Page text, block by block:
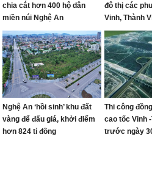
chia cắt hơn 400 hộ dân
miền núi Nghệ An
đô thị các
Vinh, Thành
Vinh Hưng,
Lò giai đoạn
Nghệ An ‘hồi sinh’ khu đất
vàng để đấu giá, khởi điểm
hơn 824 tỉ đồng
Thi công
cao tốc Vinh
trước ngày